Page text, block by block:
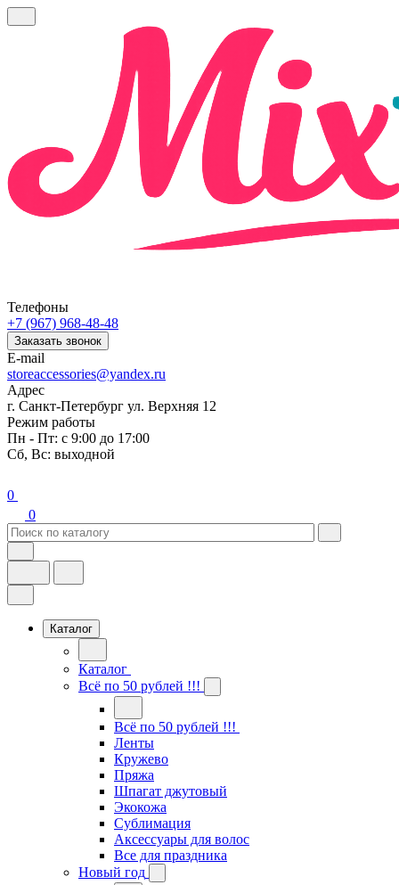
Телефоны
+7 (967) 968-48-48
Заказать звонок
E-mail
storeaccessories@yandex.ru
Адрес
г. Санкт-Петербург ул. Верхняя 12
Режим работы
Пн - Пт: с 9:00 до 17:00
Сб, Вс: выходной
0
0
Каталог
Каталог
Всё по 50 рублей !!!
Всё по 50 рублей !!!
Ленты
Кружево
Пряжа
Шпагат джутовый
Экокожа
Сублимация
Аксессуары для волос
Все для праздника
Новый год